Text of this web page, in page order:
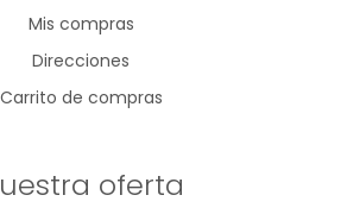
Mis compras
Direcciones
Carrito de compras
oferta